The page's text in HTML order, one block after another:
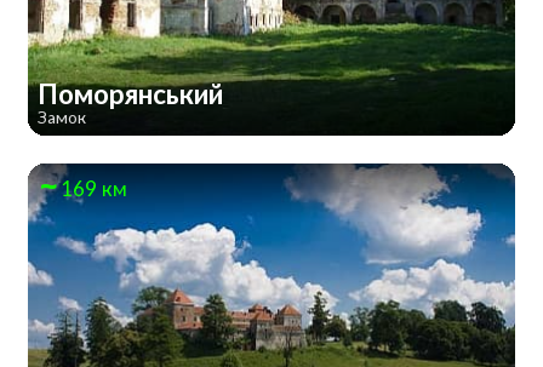
Поморянський
Замок
169 км